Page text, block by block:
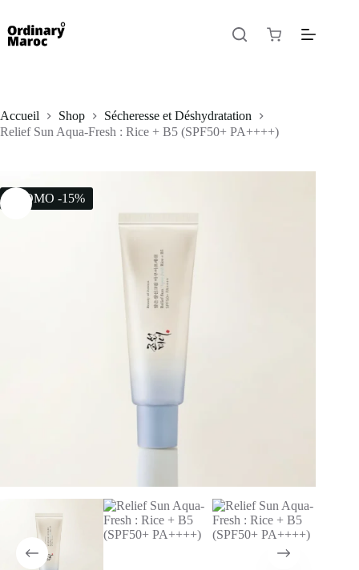
Accueil Shop
Sécheresse et Déshydratation
Relief Sun Aqua-Fresh : Rice + B5 (SPF50+ PA++++)
PROMO -15%